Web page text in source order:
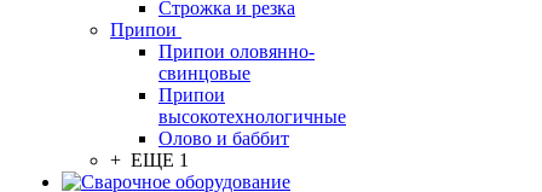
Строжка и резка
Припои
Припои оловянно-
свинцовые
Припои
высокотехнологичные
Олово и баббит
+ ЕЩЕ 1